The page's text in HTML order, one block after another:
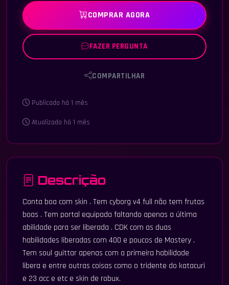
COMPRAR AGORA
FAZER PERGUNTA
COMPARTILHAR
Publicado há 1 mês
Atualizado há 1 mês
Descrição
Conta boa com skin . Tem cyborg v4 full não tem frutas
boas . Tem portal equipada faltando apenas a última
abilidade para ser liberada . CDK com as duas
habilidades liberadas com 400 e poucos de Mastery .
Tem soul guittar apenas com a primeira habilidade
libera e entre outras coisas como o tridente do katacuri
e 23 acc e etc e skin de robux.